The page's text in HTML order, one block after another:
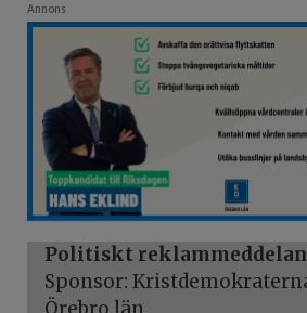
Annons
Politiskt
Sponsor: